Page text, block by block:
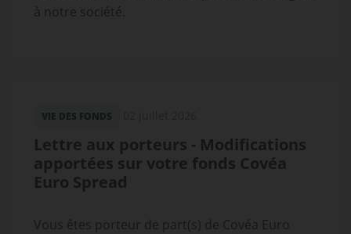
à notre société.
VIE DES FONDS
Lettre aux porteurs - Modifications
apportées sur votre fonds Covéa
Euro Spread
Vous êtes porteur de part(s) de Covéa Euro